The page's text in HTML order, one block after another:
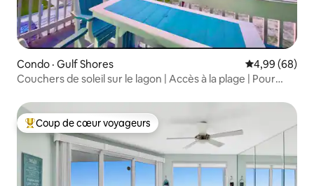
Condo · Gulf Shores Note
4,99 (68)
Couchers de soleil sur le lagon | Accès à la plage | Pour
Coup de cœur voyageurs parmi les plus aimés
Coup de cœur voyageurs